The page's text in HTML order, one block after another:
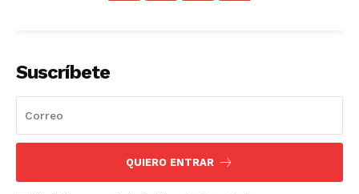
Suscríbete
QUIERO ENTRAR